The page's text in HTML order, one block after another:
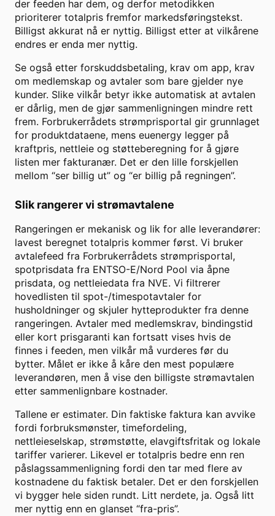
der feeden har dem, og derfor metodikken
prioriterer totalpris fremfor markedsføringstekst.
Billigst akkurat nå er nyttig. Billigst etter at vilkårene
endres er enda mer nyttig.
Se også etter forskuddsbetaling, krav om app, krav
om medlemskap og avtaler som bare gjelder nye
kunder. Slike vilkår betyr ikke automatisk at avtalen
er dårlig, men de gjør sammenligningen mindre rett
frem. Forbrukerrådets strømprisportal gir grunnlaget
for produktdataene, mens euenergy legger på
kraftpris, nettleie og støtteberegning for å gjøre
listen mer fakturanær. Det er den lille forskjellen
mellom “ser billig ut” og “er billig på regningen”.
Slik rangerer vi strømavtalene
Rangeringen er mekanisk og lik for alle leverandører:
lavest beregnet totalpris kommer først. Vi bruker
avtalefeed fra Forbrukerrådets strømprisportal,
spotprisdata fra ENTSO-E/Nord Pool via åpne
prisdata, og nettleiedata fra NVE. Vi filtrerer
hovedlisten til spot-/timespotavtaler for
husholdninger og skjuler hytteprodukter fra denne
rangeringen. Avtaler med medlemskrav, bindingstid
eller kort prisgaranti kan fortsatt vises hvis de
finnes i feeden, men vilkår må vurderes før du
bytter. Målet er ikke å kåre den mest populære
leverandøren, men å vise den billigste strømavtalen
etter sammenlignbare kostnader.
Tallene er estimater. Din faktiske faktura kan avvike
fordi forbruksmønster, timefordeling,
nettleieselskap, strømstøtte, elavgiftsfritak og lokale
tariffer varierer. Likevel er totalpris bedre enn ren
påslagssammenligning fordi den tar med flere av
kostnadene du faktisk betaler. Det er den forskjellen
vi bygger hele siden rundt. Litt nerdete, ja. Også litt
mer nyttig enn en glanset “fra-pris”.